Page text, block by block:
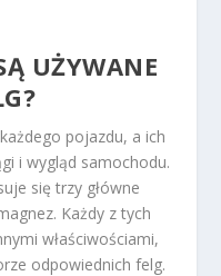
UŻYWANE
pojazdu, a ich
i wygląd samochodu.
się trzy główne
Każdy z tych
właściwościami,
odpowiednich felg.